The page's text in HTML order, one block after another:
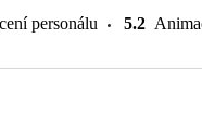
personálu 5.2